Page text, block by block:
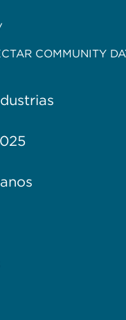
COMMUNITY